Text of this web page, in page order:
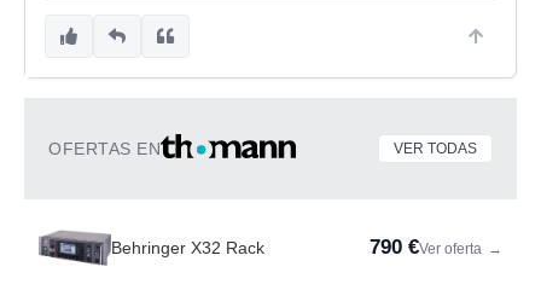
OFERTAS EN VER TODAS
Behringer X32 Rack 790 €Ver oferta →